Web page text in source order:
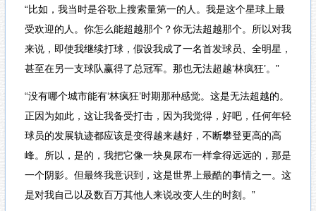
“比如，我当时是谷歌上搜索量第一的人。我是这个星球上最
受欢迎的人。你怎么能超越那个？你无法超越那个。所以对我
来说，即使我继续打球，假设我成了一名首发球员、全明星，
甚至在另一支球队赢得了总冠军。那也无法超越‘林疯狂’。”
“没有哪个城市能有‘林疯狂’时期那种感觉。这是无法超越的。
正因为如此，这让我备受打击，因为我觉得，好吧，任何年轻
球员的发展轨迹都应该是变得越来越好，不断攀登更高的高
峰。所以，是的，我把它像一块臭尿布一样拿得远远的，那是
一个阴影。但最终我意识到，这是世界上最酷的事情之一。这
是对我自己以及数百万其他人来说改变人生的时刻。”